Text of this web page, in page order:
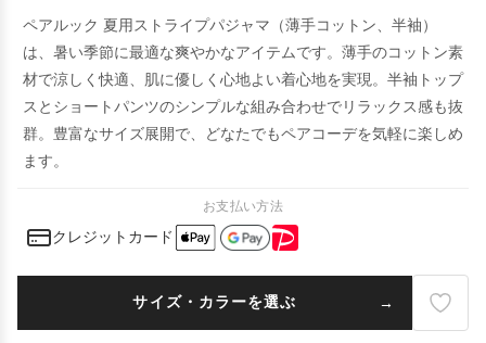
ペアルック 夏用ストライプパジャマ（薄手コットン、半袖）
は、暑い季節に最適な爽やかなアイテムです。薄手のコットン素
材で涼しく快適、肌に優しく心地よい着心地を実現。半袖トップ
スとショートパンツのシンプルな組み合わせでリラックス感も抜
群。豊富なサイズ展開で、どなたでもペアコーデを気軽に楽しめ
ます。
お支払い方法
クレジットカード
サイズ・カラーを選ぶ